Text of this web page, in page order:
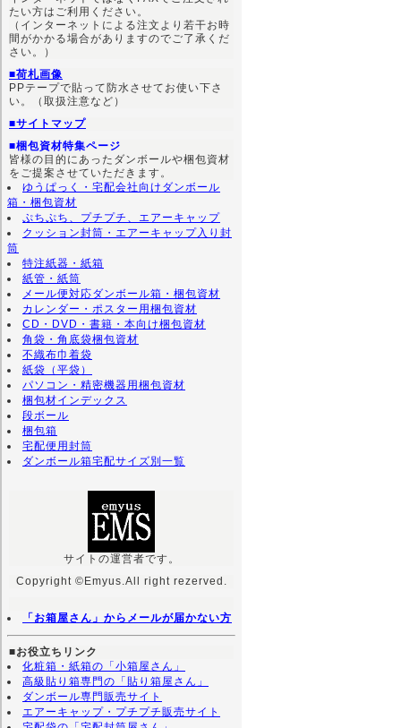
たい方はご利用ください。
（インターネットによる注文より若干お時
間がかかる場合がありますのでご了承くだ
さい。）
■荷札画像
PPテープで貼って防水させてお使い下さ
い。（取扱注意など）
■サイトマップ
■梱包資材特集ページ
皆様の目的にあったダンボールや梱包資材
をご提案させていただきます。
ゆうぱっく・宅配会社向けダンボール
箱・梱包資材
ぷちぷち、プチプチ、エアーキャップ
クッション封筒・エアーキャップ入り封
筒
特注紙器・紙箱
紙管・紙筒
メール便対応ダンボール箱・梱包資材
カレンダー・ポスター用梱包資材
CD・DVD・書籍・本向け梱包資材
角袋・角底袋梱包資材
不織布巾着袋
紙袋（平袋）
パソコン・精密機器用梱包資材
梱包材インデックス
段ボール
梱包箱
宅配便用封筒
ダンボール箱宅配サイズ別一覧
サイトの運営者です。
Copyright ©Emyus.All right rezerved.
「お箱屋さん」からメールが届かない方
■お役立ちリンク
化粧箱・紙箱の「小箱屋さん」
高級貼り箱専門の「貼り箱屋さん」
ダンボール専門販売サイト
エアーキャップ・プチプチ販売サイト